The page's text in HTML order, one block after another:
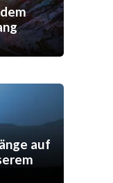
auf